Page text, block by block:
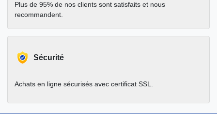
Plus de 95% de nos clients sont satisfaits et nous
recommandent.
Sécurité
Achats en ligne sécurisés avec certificat SSL.